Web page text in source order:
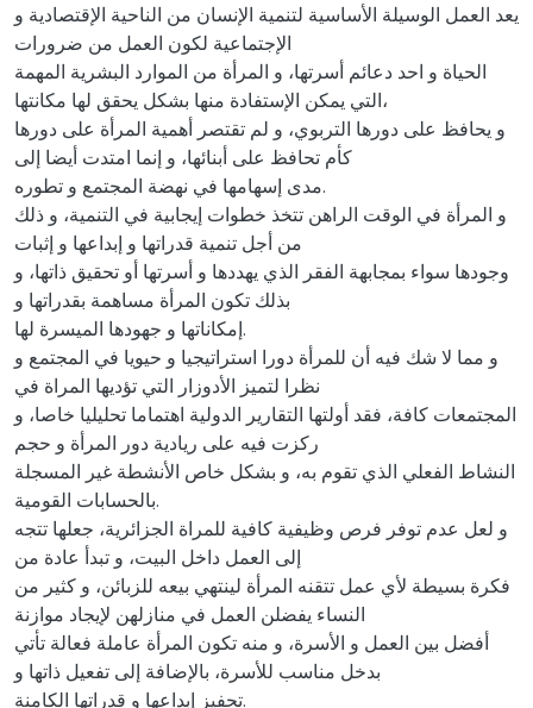
يعد العمل الوسيلة الأساسية لتنمية الإنسان من الناحية الإقتصادية و
الإجتماعية لكون العمل من ضرورات
الحياة و احد دعائم أسرتها، و المرأة من الموارد البشرية المهمة
التي يمكن الإستفادة منها بشكل يحقق لها مكانتها،
و يحافظ على دورها التربوي، و لم تقتصر أهمية المرأة على دورها
كأم تحافظ على أبنائها، و إنما امتدت أيضا إلى
مدى إسهامها في نهضة المجتمع و تطوره.
و المرأة في الوقت الراهن تتخذ خطوات إيجابية في التنمية، و ذلك
من أجل تنمية قدراتها و إبداعها و إثبات
وجودها سواء بمجابهة الفقر الذي يهددها و أسرتها أو تحقيق ذاتها، و
بذلك تكون المرأة مساهمة بقدراتها و
إمكاناتها و جهودها الميسرة لها.
و مما لا شك فيه أن للمرأة دورا استراتيجيا و حيويا في المجتمع و
نظرا لتميز الأدوزار التي تؤديها المراة في
المجتمعات كافة، فقد أولتها التقارير الدولية اهتماما تحليليا خاصا، و
ركزت فيه على ريادية دور المرأة و حجم
النشاط الفعلي الذي تقوم به، و بشكل خاص الأنشطة غير المسجلة
بالحسابات القومية.
و لعل عدم توفر فرص وظيفية كافية للمراة الجزائرية، جعلها تتجه
إلى العمل داخل البيت، و تبدأ عادة من
فكرة بسيطة لأي عمل تتقنه المرأة لينتهي بيعه للزبائن، و كثير من
النساء يفضلن العمل في منازلهن لإيجاد موازنة
أفضل بين العمل و الأسرة، و منه تكون المرأة عاملة فعالة تأتي
بدخل مناسب للأسرة، بالإضافة إلى تفعيل ذاتها و
تحفيز إبداعها و قدراتها الكامنة.